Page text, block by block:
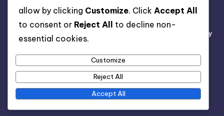
Productos de Limpieza Ecológicos: Seguridad Familiar,
Eficacia e Ingredientes
Tejidos Sostenibles: Técnicas de Cuidado, Durabilidad y
Mantenimiento
Jardinería Orgánica vs Convencional: Cuál Es Mejor y
Cuándo Usar
allow by clicking Customize. Click Accept All
to consent or Reject All
to decline non-
essential cookies.
Customize
Reject All
Accept All